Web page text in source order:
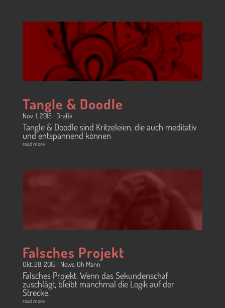
Tangle & Doodle
Nov. 1, 2015| Grafik
Tangle & Doodle sind Kritzeleien, die auch meditativ
und entspannend können
read more
Falsches Projekt
Okt. 28, 2015| News, Oh Mann
Falsches Projekt. Wenn das Sekundenschaf
zuschlägt, bleibt manchmal die Logik auf der
Strecke.
read more